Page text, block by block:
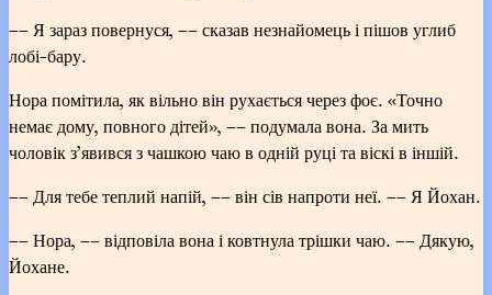
–– Я зараз повернуся, –– сказав незнайомець і пішов углиб
лобі-бару.
Нора помітила, як вільно він рухається через фоє. «Точно
немає дому, повного дітей», –– подумала вона. За мить
чоловік з’явився з чашкою чаю в одній руці та віскі в іншій.
–– Для тебе теплий напій, –– він сів напроти неї. –– Я Йохан.
–– Нора, –– відповіла вона і ковтнула трішки чаю. –– Дякую,
Йохане.